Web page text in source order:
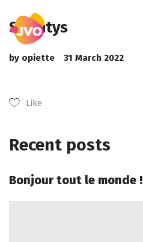
Spentys
by opiette 31 March 2022
Like
Recent posts
Bonjour tout le monde !